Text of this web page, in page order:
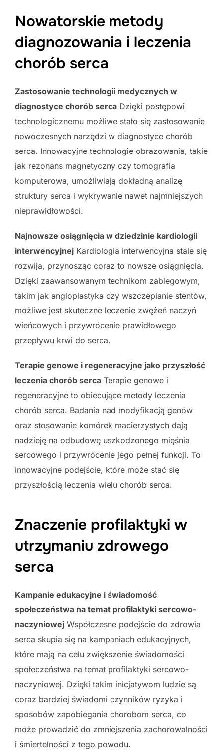
Nowatorskie metody
diagnozowania i leczenia
chorób serca
Zastosowanie technologii medycznych w
diagnostyce chorób serca Dzięki postępowi
technologicznemu możliwe stało się zastosowanie
nowoczesnych narzędzi w diagnostyce chorób
serca. Innowacyjne technologie obrazowania, takie
jak rezonans magnetyczny czy tomografia
komputerowa, umożliwiają dokładną analizę
struktury serca i wykrywanie nawet najmniejszych
nieprawidłowości.
Najnowsze osiągnięcia w dziedzinie kardiologii
interwencyjnej Kardiologia interwencyjna stale się
rozwija, przynosząc coraz to nowsze osiągnięcia.
Dzięki zaawansowanym technikom zabiegowym,
takim jak angioplastyka czy wszczepianie stentów,
możliwe jest skuteczne leczenie zwężeń naczyń
wieńcowych i przywrócenie prawidłowego
przepływu krwi do serca.
Terapie genowe i regeneracyjne jako przyszłość
leczenia chorób serca Terapie genowe i
regeneracyjne to obiecujące metody leczenia
chorób serca. Badania nad modyfikacją genów
oraz stosowanie komórek macierzystych dają
nadzieję na odbudowę uszkodzonego mięśnia
sercowego i przywrócenie jego pełnej funkcji. To
innowacyjne podejście, które może stać się
przyszłością leczenia wielu chorób serca.
Znaczenie profilaktyki w
utrzymaniu zdrowego
serca
Kampanie edukacyjne i świadomość
społeczeństwa na temat profilaktyki sercowo-
naczyniowej Współczesne podejście do zdrowia
serca skupia się na kampaniach edukacyjnych,
które mają na celu zwiększenie świadomości
społeczeństwa na temat profilaktyki sercowo-
naczyniowej. Dzięki takim inicjatywom ludzie są
coraz bardziej świadomi czynników ryzyka i
sposobów zapobiegania chorobom serca, co
może prowadzić do zmniejszenia zachorowalności
i śmiertelności z tego powodu.